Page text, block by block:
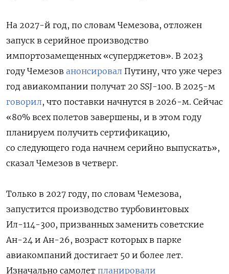
На 2027-й год, по словам Чемезова, отложен
запуск в серийное производство
импортозамещенных «суперджетов». В 2023
году Чемезов анонсировал Путину, что уже через
год авиакомпании получат 20 SSJ-100. В 2025-м
говорил, что поставки начнутся в 2026-м. Сейчас
«80% всех полетов завершены, и в этом году
планируем получить сертификацию,
со следующего года начнем серийно выпускать»,
сказал Чемезов в четверг.
Только в 2027 году, по словам Чемезова,
запустится производство турбовинтовых
Ил-114-300, призванных заменить советские
Ан-24 и Ан-26, возраст которых в парке
авиакомпаний достигает 50 и более лет.
Изначально самолет планировали